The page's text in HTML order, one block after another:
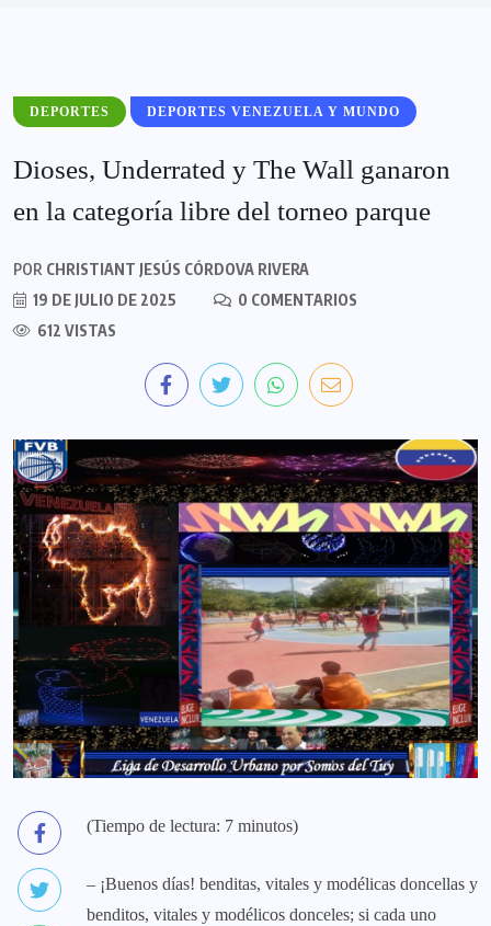
DEPORTES DEPORTES VENEZUELA Y MUNDO
Dioses, Underrated y The Wall ganaron
en la categoría libre del torneo parque
POR CHRISTIANT JESÚS CÓRDOVA RIVERA
19 DE JULIO DE 2025
0 COMENTARIOS
612 VISTAS
(Tiempo de lectura: 7 minutos)
– ¡Buenos días! benditas, vitales y modélicas doncellas y
benditos, vitales y modélicos donceles; si cada uno